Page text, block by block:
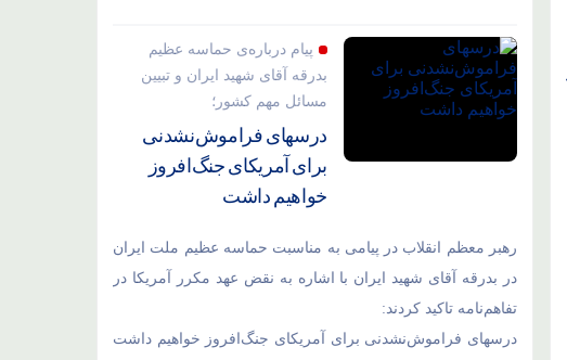
پیام درباره‌ی حماسه عظیم
بدرقه آقای شهید ایران و تبیین
مسائل مهم کشور؛
درسهای فراموش‌نشدنی
برای آمریکای جنگ‌افروز
خواهیم داشت
رهبر معظم انقلاب در پیامی به مناسبت حماسه عظیم ملت ایران
در بدرقه آقای شهید ایران با اشاره به نقض عهد مکرر آمریکا در
تفاهم‌نامه تاکید کردند:
درسهای فراموش‌نشدنی برای آمریکای جنگ‌افروز خواهیم داشت